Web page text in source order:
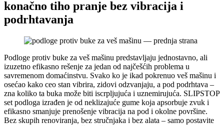
konačno tiho pranje bez vibracija i
podrhtavanja
Podloge protiv buke za veš mašinu predstavljaju jednostavno, ali
izuzetno efikasno rešenje za jedan od najčešćih problema u
savremenom domaćinstvu. Svako ko je ikad pokrenuo veš mašinu i
osećao kako ceo stan vibrira, zidovi odzvanjaju, a pod podrhtava –
zna koliko ta buka može biti iscrpljujuća i uznemirujuća. SLIPSTOP
set podloga izrađen je od neklizajuće gume koja apsorbuje zvuk i
efikasno smanjuje prenošenje vibracija na pod i okolne površine.
Bez skupih renoviranja, bez stručnjaka i bez alata – samo postavite